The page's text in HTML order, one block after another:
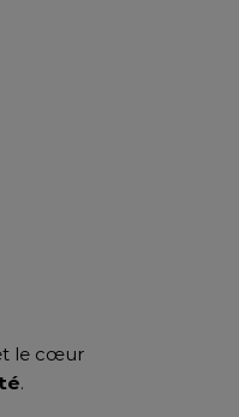
le cœur
.